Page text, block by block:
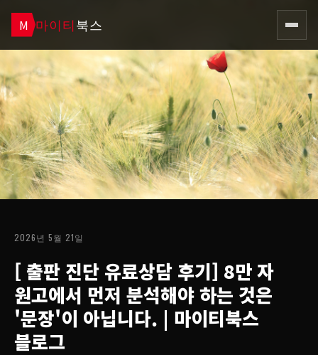
M 마이티북스
2026년 5월 21일
[ 출판 진단 유료상담 후기] 8만 자
원고에서 먼저 분석해야 하는 것은
'문장'이 아닙니다. | 마이티북스
블로그